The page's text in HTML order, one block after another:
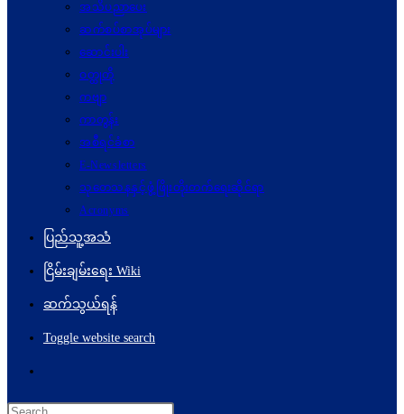
အသိပညာပေး
ဆက်စပ်စာအုပ်များ
ဆောင်းပါး
ဝတ္ထုတို
ကဗျာ
ကာတွန်း
အစီရင်ခံစာ
E-Newsletters
သုတေသနနှင့်ဖွံ့ဖြိုးတိုးတက်ရေးဆိုင်ရာ
Acronyms
ပြည်သူ့အသံ
ငြိမ်းချမ်းရေး Wiki
ဆက်သွယ်ရန်
Toggle website search